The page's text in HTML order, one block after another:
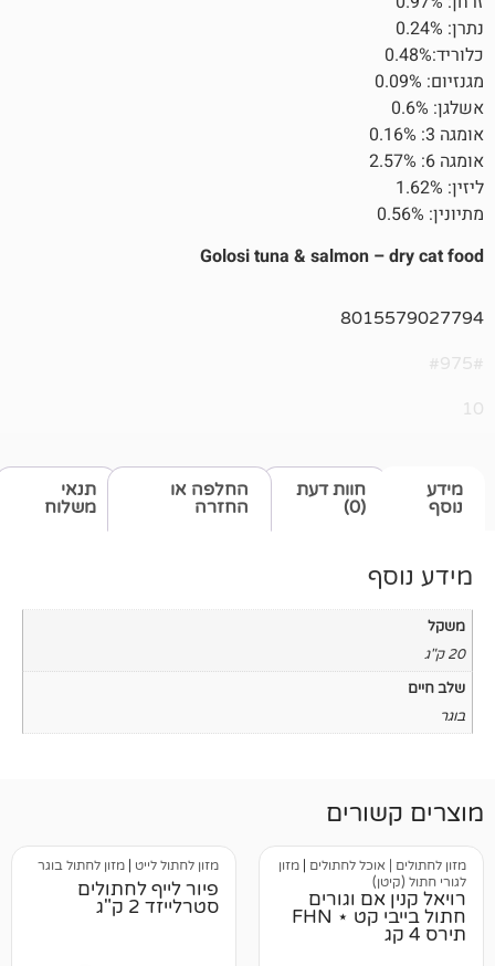
Golosi tuna &
תנאי
משלוח
חוות דעת
החלפה או
החזרה
לחתולים|מזון
וגורים
חתול בייבי קט ⋆ FHN
מזון לחתול לייט מזון לחתול בוגר
פיור לייף לחתולים
סטרלייזד 2 ק"ג